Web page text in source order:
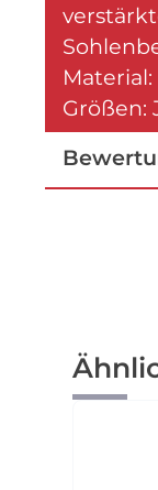
Größen: